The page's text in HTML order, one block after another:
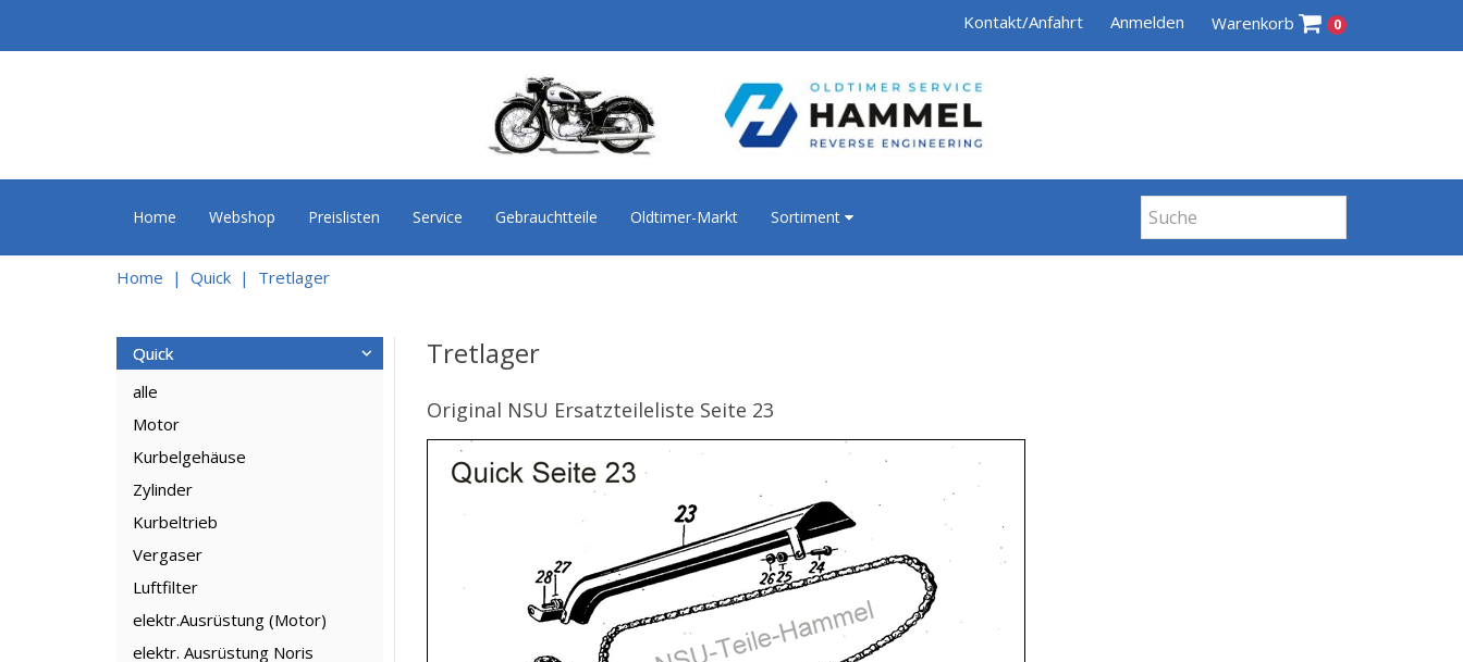
Kontakt/Anfahrt Anmelden Warenkorb 0
Home Webshop Preislisten Service Gebrauchtteile Oldtimer-Markt Sortiment
Home Quick Tretlager
Quick
alle
Motor
Kurbelgehäuse
Zylinder
Kurbeltrieb
Vergaser
Luftfilter
elektr.Ausrüstung (Motor)
elektr. Ausrüstung Noris
Tretlager
Original NSU Ersatzteileliste Seite 23